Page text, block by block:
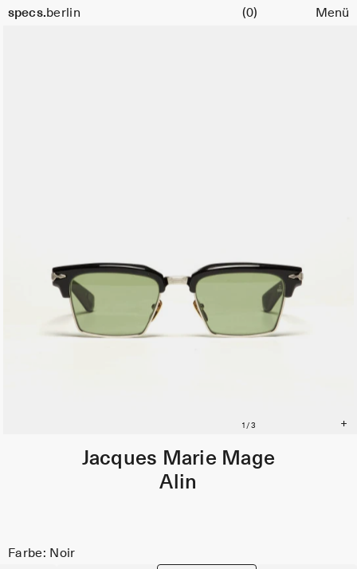
specs.berlin
Warenkorb (0) Menü
Jacques Marie Mage
Alin
Farbe: Noir